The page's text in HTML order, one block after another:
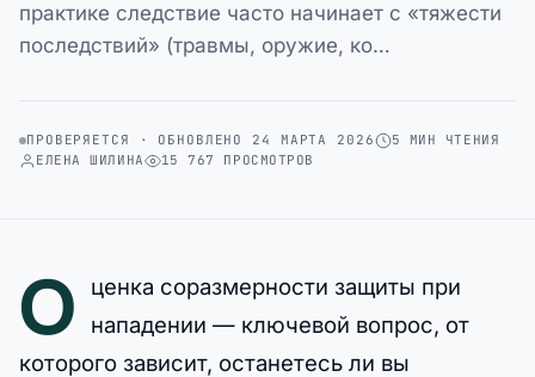
практике следствие часто начинает с «тяжести
последствий» (травмы, оружие, ко…
ПРОВЕРЯЕТСЯ · ОБНОВЛЕНО 24 МАРТА 2026
5 МИН ЧТЕНИЯ
ЕЛЕНА ШИЛИНА
15 767 ПРОСМОТРОВ
О
ценка соразмерности защиты при
нападении — ключевой вопрос, от
которого зависит, останетесь ли вы